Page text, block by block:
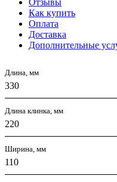
Отзывы
Как купить
Оплата
Доставка
Дополнительные
Длина, мм
330
Длина клинка, мм
220
Ширина, мм
110